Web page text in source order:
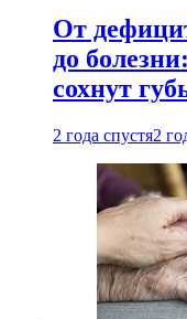
От
до
сохнут
2 года спустя2